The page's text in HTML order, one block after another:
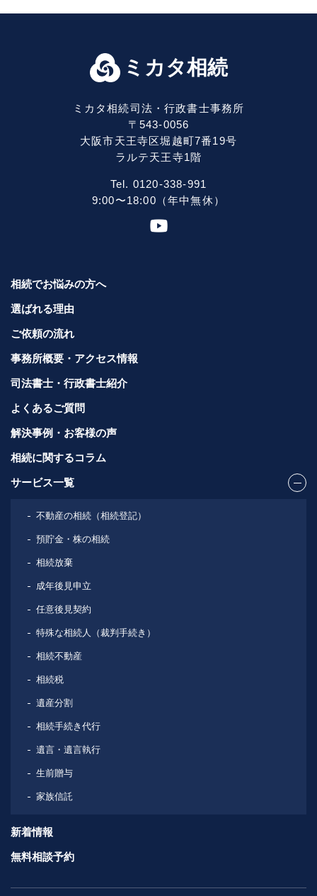
ミカタ相続
ミカタ相続司法・行政書士事務所
〒543-0056
大阪市天王寺区堀越町7番19号
ラルテ天王寺1階
Tel. 0120-338-991
9:00〜18:00（年中無休）
相続でお悩みの方へ
選ばれる理由
ご依頼の流れ
事務所概要・アクセス情報
司法書士・行政書士紹介
よくあるご質問
解決事例・お客様の声
相続に関するコラム
サービス一覧
不動産の相続（相続登記）
預貯金・株の相続
相続放棄
成年後見申立
任意後見契約
特殊な相続人（裁判手続き）
相続不動産
相続税
遺産分割
相続手続き代行
遺言・遺言執行
生前贈与
家族信託
新着情報
無料相談予約